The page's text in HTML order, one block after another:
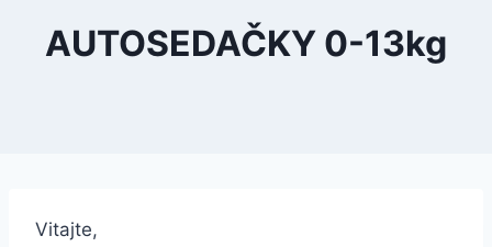
AUTOSEDAČKY 0-13kg
Vitajte,